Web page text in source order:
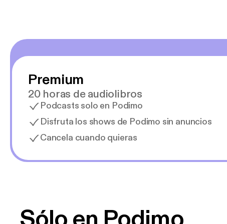
Premium
20 horas de audiolibros
Podcasts solo en Podimo
Disfruta los shows de Podimo sin anuncios
Cancela cuando quieras